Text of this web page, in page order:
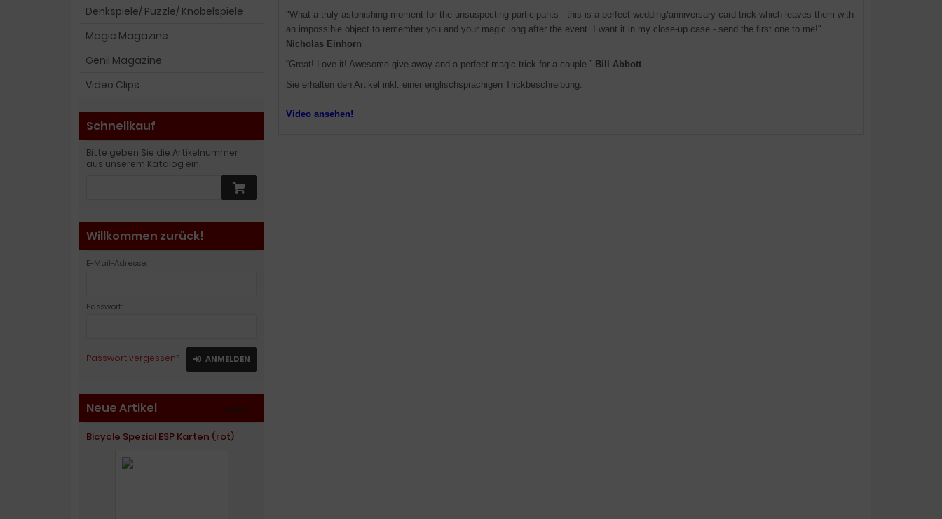
"What a truly astonishing moment for the unsuspecting participants - this is a perfect wedding/anniversary card trick which leaves them with
an impossible object to remember you and your magic long after the event. I want it in my close-up case - send the first one to me!"
Nicholas Einhorn
“Great! Love it! Awesome give-away and a perfect magic trick for a couple.” Bill Abbott
Sie erhalten den Artikel inkl. einer englischsprachigen Trickbeschreibung.
Video ansehen!
Denkspiele/ Puzzle/ Knobelspiele
Magic Magazine
Genii Magazine
Video Clips
Schnellkauf
Bitte geben Sie die Artikelnummer
aus unserem Katalog ein.
Willkommen zurück!
E-Mail-Adresse:
Passwort:
Passwort vergessen? ANMELDEN
Neue Artikel mehr
Bicycle Spezial ESP Karten (rot)